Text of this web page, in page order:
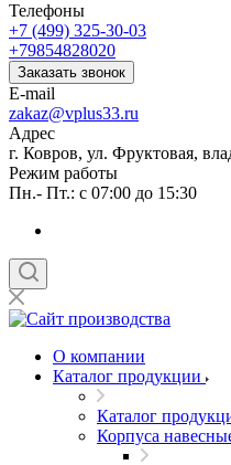
Телефоны
+7 (499) 325-30-03
+79854828020
Заказать звонок
E-mail
zakaz@vplus33.ru
Адрес
г. Ковров, ул. Фруктовая,
Режим работы
Пн.- Пт.: с 07:00 до 15:30
О компании
Каталог продукции
Каталог
Корпуса